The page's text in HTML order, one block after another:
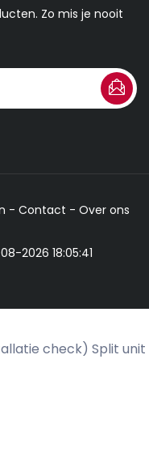
Zo mis je nooit
- Contact - Over ons
2026 18:05:41
check) Split unit